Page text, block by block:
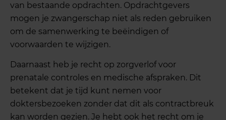
van bestaande opdrachten. Opdrachtgevers
mogen je zwangerschap niet als reden gebruiken
om de samenwerking te beëindigen of
voorwaarden te wijzigen.
Daarnaast heb je recht op zorgverlof voor
prenatale controles en medische afspraken. Dit
betekent dat je tijd kunt nemen voor
doktersbezoeken zonder dat dit als contractbreuk
kan worden gezien. Je hebt ook het recht om je